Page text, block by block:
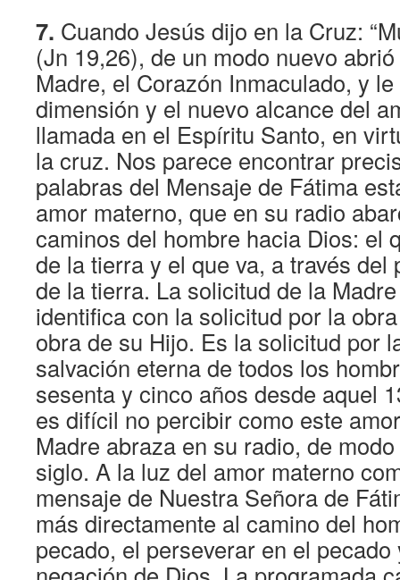
7. Cuando Jesús dijo en la Cruz:
(Jn 19,26), de un modo nuevo
Madre, el Corazón Inmaculado, y
dimensión y el nuevo alcance del
llamada en el Espíritu Santo, en
la cruz. Nos parece encontrar
palabras del Mensaje de Fátima
amor materno, que en su radio
caminos del hombre hacia Dios: el
de la tierra y el que va, a través del
de la tierra. La solicitud de la
identifica con la solicitud por la
obra de su Hijo. Es la solicitud por
salvación eterna de todos los
sesenta y cinco años desde aquel
es difícil no percibir como este
Madre abraza en su radio, de
siglo. A la luz del amor materno
mensaje de Nuestra Señora de
más directamente al camino del
pecado, el perseverar en el pecado